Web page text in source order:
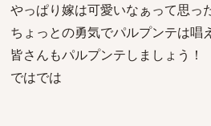
やっぱり嫁は可愛いなぁって思っ
ちょっとの勇気でパルプンテは唱
皆さんもパルプンテしましょう！
ではでは